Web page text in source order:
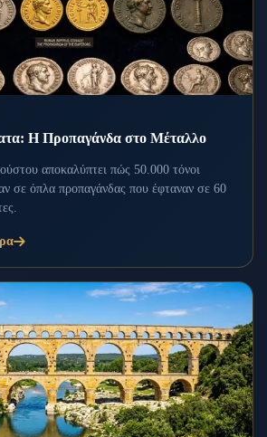
Η Προπαγάνδα στο Μέταλλο
αποκαλύπτει πώς 50.000 τόνοι
σε όπλα προπαγάνδας που έφταναν σε 60